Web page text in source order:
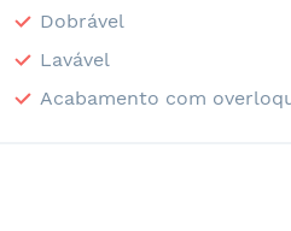
Dobrável
Lavável
Acabamento com